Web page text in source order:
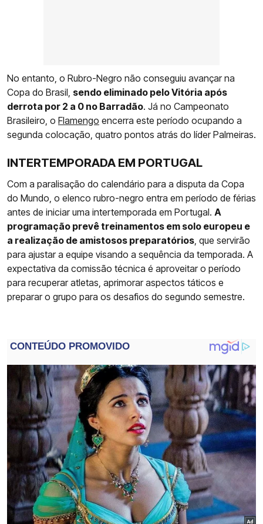
No entanto, o Rubro-Negro não conseguiu avançar na
Copa do Brasil, sendo eliminado pelo Vitória após
derrota por 2 a 0 no Barradão. Já no Campeonato
Brasileiro, o Flamengo encerra este período ocupando a
segunda colocação, quatro pontos atrás do líder Palmeiras.
INTERTEMPORADA EM PORTUGAL
Com a paralisação do calendário para a disputa da Copa
do Mundo, o elenco rubro-negro entra em período de férias
antes de iniciar uma intertemporada em Portugal. A
programação prevê treinamentos em solo europeu e
a realização de amistosos preparatórios , que servirão
para ajustar a equipe visando a sequência da temporada. A
expectativa da comissão técnica é aproveitar o período
para recuperar atletas, aprimorar aspectos táticos e
preparar o grupo para os desafios do segundo semestre.